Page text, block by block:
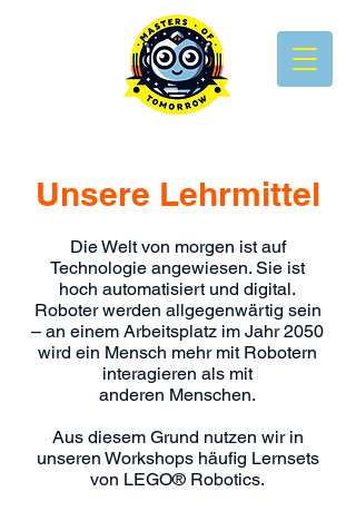
Unsere Lehrmittel
Die Welt von morgen ist auf
Technologie angewiesen. Sie ist
hoch automatisiert und digital.
Roboter werden allgegenwärtig sein
– an einem Arbeitsplatz im Jahr 2050
wird ein Mensch mehr mit Robotern
interagieren als mit
anderen Menschen.
Aus diesem Grund nutzen wir in
unseren Workshops häufig Lernsets
von LEGO® Robotics.